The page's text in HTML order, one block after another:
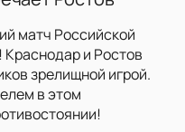
матч Российской
и Ростов
зрелищной игрой.
в этом